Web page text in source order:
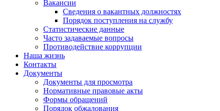
Вакансии
Сведения о вакантных должностях
Порядок поступления на службу
Статистические данные
Часто задаваемые вопросы
Противодействие коррупции
Наша жизнь
Контакты
Документы
Документы для просмотра
Нормативные правовые акты
Формы обращений
Порядок обжалования